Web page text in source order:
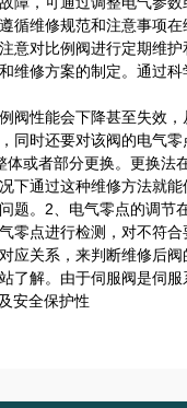
循维修规范和注意事项
意对比例阀进行定期维
维修方案的制定。通过
阀性能会下降甚至失效
同时还要对该阀的电气
或者部分更换。更换
下通过这种维修方法就
题。2、电气零点的调
零点进行检测，对不符
应关系，来判断维修后
了解。由于伺服阀是伺
安全保护性